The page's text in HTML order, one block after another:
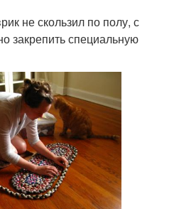
не скользил по полу, с
закрепить специальную